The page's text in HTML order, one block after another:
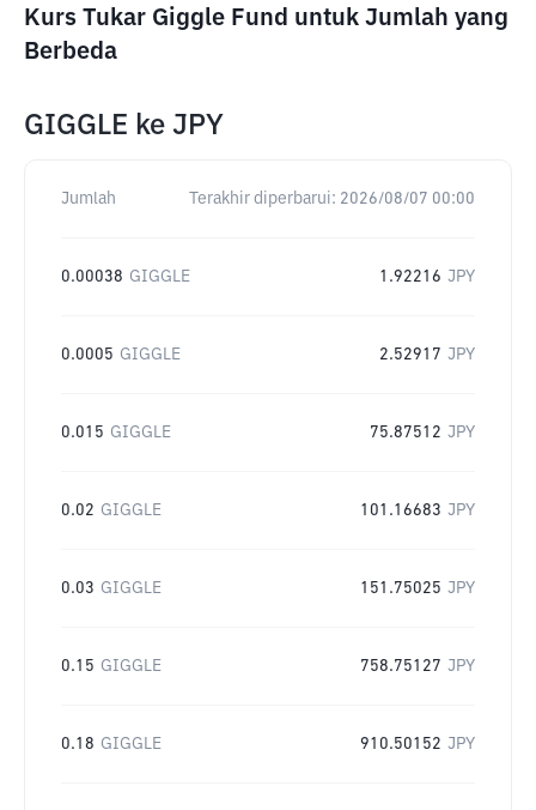
Kurs Tukar Giggle Fund untuk Jumlah yang
Berbeda
GIGGLE ke JPY
Jumlah Terakhir diperbarui: 2026/08/07 00:00
0.00038 GIGGLE 1.92216 JPY
0.0005 GIGGLE 2.52917 JPY
0.015 GIGGLE 75.87512 JPY
0.02 GIGGLE 101.16683 JPY
0.03 GIGGLE 151.75025 JPY
0.15 GIGGLE 758.75127 JPY
0.18 GIGGLE 910.50152 JPY